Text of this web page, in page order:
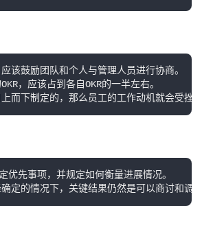
应该鼓励团队和个人与管理人员进行协商
，应该占到各自OKR的一半左右。
而下制定的，那么员工的工作动机就会受挫
定优先事项，并规定如何衡量进展情况。
定的情况下，关键结果仍然是可以商讨和